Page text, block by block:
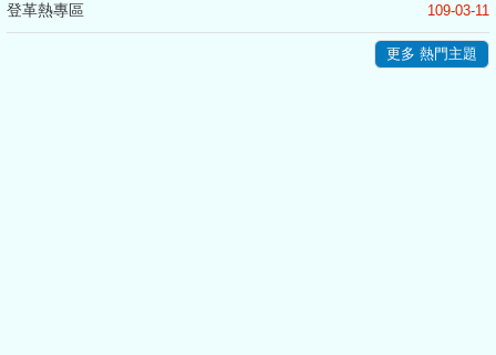
109-03-11
登革熱專區
更多 熱門主題